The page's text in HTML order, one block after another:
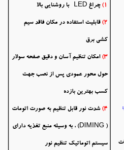
1) چراغ LED با روشنایی بالا
2) قابلیت استفاده در مکان فاقد سیم
کشی برق
3) امکان تنظیم آسان و دقیق صفحه سولار
حول محور عمودی پس از نصب جهت
کسب بهترین بازده
4) شدت نور قابل تنظیم به صورت اتومات
( DIMING) ، به وسیله منبع تغذیه دارای
سیستم اتوماتیک تنظیم نور